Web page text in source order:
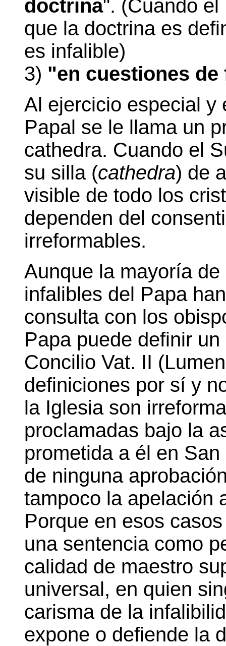
doctrina". (Cuando el
que la doctrina es
es infalible)
3) "en cuestiones de
Al ejercicio especial y
Papal se le llama un
cathedra. Cuando el
su silla (cathedra) de
visible de todo los
dependen del
irreformables.
Aunque la mayoría
infalibles del Papa
consulta con los
Papa puede definir
Concilio Vat. II
definiciones por sí y
la Iglesia son
proclamadas bajo la
prometida a él en
de ninguna
tampoco la apelación
Porque en esos
una sentencia como
calidad de maestro
universal, en quien
carisma de la
expone o defiende la